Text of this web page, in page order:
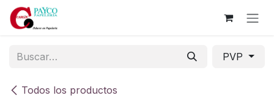
Ir al contenido
Todos los productos
PVP